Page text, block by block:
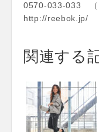
0570-033-033 （
http://reebok.jp/
関連する